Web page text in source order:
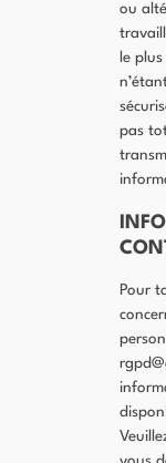
ou
le
pas
Pour